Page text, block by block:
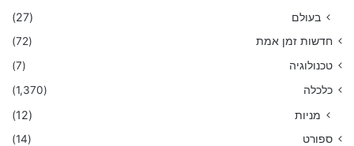
בעולם (27)
חדשות זמן אמת
(72)
טכנולוגיה
(7)
כלכלה
(1,370)
מניות (12)
ספורט
(14)